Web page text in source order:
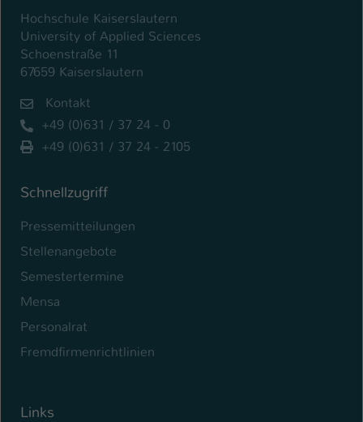
Hochschule Kaiserslautern
University of Applied Sciences
Schoenstraße 11
67659 Kaiserslautern
Kontakt
+49 (0)631 / 37 24 - 0
+49 (0)631 / 37 24 - 2105
Schnellzugriff
Pressemitteilungen
Stellenangebote
Semestertermine
Mensa
Personalrat
Fremdfirmenrichtlinien
Links